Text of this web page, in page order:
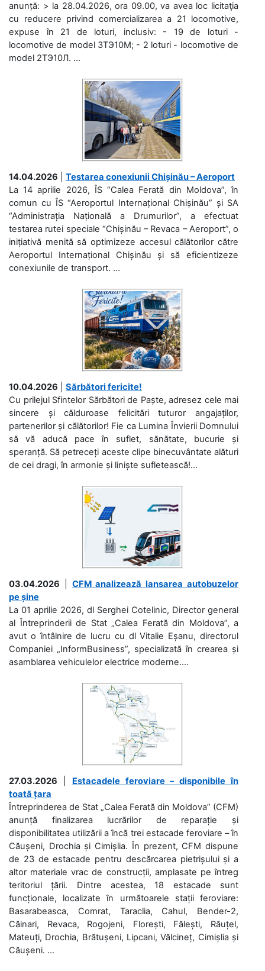
anunță: > la 28.04.2026, ora 09.00, va avea loc licitaţia
cu reducere privind comercializarea a 21 locomotive,
expuse în 21 de loturi, inclusiv: - 19 de loturi -
locomotive de model 3ТЭ10М; - 2 loturi - locomotive de
model 2ТЭ10Л. ...
14.04.2026
Testarea conexiunii Chișinău – Aeroport
La 14 aprilie 2026, ÎS “Calea Ferată din Moldova”, în
comun cu ÎS “Aeroportul Internațional Chișinău” și SA
“Administrația Națională a Drumurilor”, a efectuat
testarea rutei speciale “Chișinău – Revaca – Aeroport”, o
inițiativă menită să optimizeze accesul călătorilor către
Aeroportul Internațional Chișinău și să eficientizeze
conexiunile de transport. ...
10.04.2026
Sărbători fericite!
Cu prilejul Sfintelor Sărbători de Paște, adresez cele mai
sincere și călduroase felicitări tuturor angajaților,
partenerilor și călătorilor! Fie ca Lumina Învierii Domnului
să vă aducă pace în suflet, sănătate, bucurie și
speranță. Să petreceți aceste clipe binecuvântate alături
de cei dragi, în armonie și liniște sufletească!...
03.04.2026
CFM analizează lansarea autobuzelor
pe șine
La 01 aprilie 2026, dl Serghei Cotelinic, Director general
al Întreprinderii de Stat „Calea Ferată din Moldova”, a
avut o întâlnire de lucru cu dl Vitalie Eșanu, directorul
Companiei „InformBusiness”, specializată în crearea și
asamblarea vehiculelor electrice moderne....
27.03.2026
Estacadele feroviare – disponibile în
toată țara
Întreprinderea de Stat „Calea Ferată din Moldova” (CFM)
anunță finalizarea lucrărilor de reparație și
disponibilitatea utilizării a încă trei estacade feroviare – în
Căușeni, Drochia și Cimișlia. În prezent, CFM dispune
de 23 de estacade pentru descărcarea pietrișului și a
altor materiale vrac de construcții, amplasate pe întreg
teritoriul țării. Dintre acestea, 18 estacade sunt
funcționale, localizate în următoarele stații feroviare:
Basarabeasca, Comrat, Taraclia, Cahul, Bender-2,
Căinari, Revaca, Rogojeni, Florești, Fălești, Răuțel,
Mateuți, Drochia, Brătușeni, Lipcani, Vălcineț, Cimișlia și
Căușeni. ...